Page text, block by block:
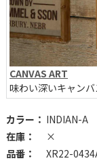
CANVAS ART
味わい深いキャンバ
カラー： INDIAN-A
在庫：
×
品番：
XR22-